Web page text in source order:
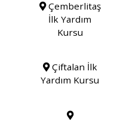
Çemberlitaş
İlk Yardım
Kursu
Çiftalan İlk
Yardım Kursu